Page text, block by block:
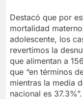
Destacó que por
mortalidad
adolescente, los
revertimos la
que alimentan a
que “en términos
mientras la media
nacional es 37.3%”.